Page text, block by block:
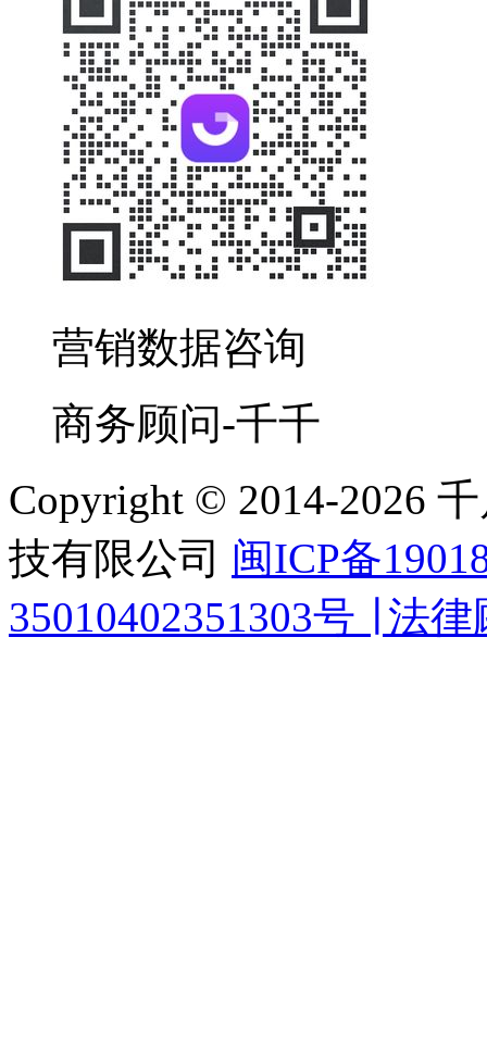
营销数据咨询
商务顾问-千千
Copyright © 2014-2026
技有限公司 闽ICP备
35010402351303号 ∣ 法